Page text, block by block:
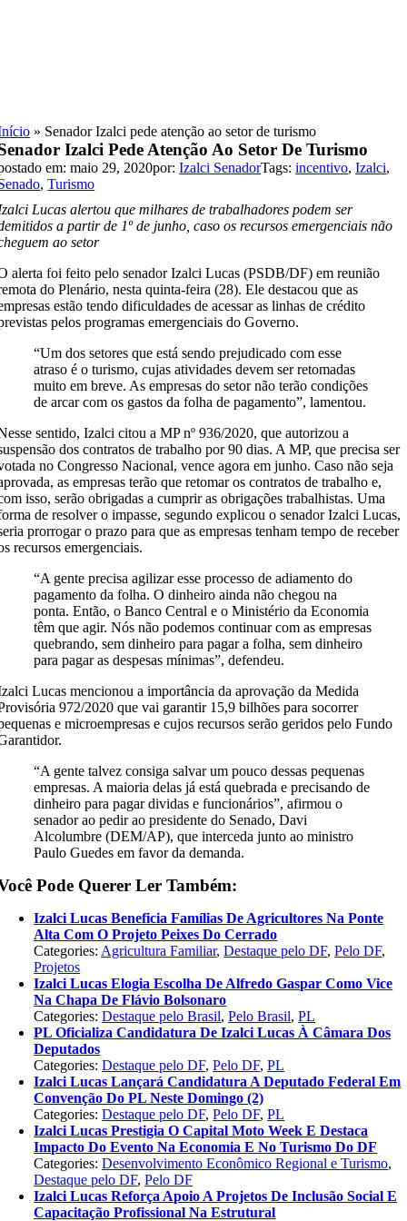
» Senador Izalci pede atenção ao setor de turismo
Izalci Pede Atenção Ao Setor De Turismo
em: maio 29, 2020por:Izalci SenadorTags:incentivo,Izalci,
,Turismo
Lucas alertou que milhares de trabalhadores podem ser
a partir de 1º de junho, caso os recursos emergenciais não
ao setor
alerta foi feito pelo senador Izalci Lucas (PSDB/DF) em reunião
do Plenário, nesta quinta-feira (28). Ele destacou que as
estão tendo dificuldades de acessar as linhas de crédito
pelos programas emergenciais do Governo.
“Um dos setores que está sendo prejudicado com esse
atraso é o turismo, cujas atividades devem ser retomadas
muito em breve. As empresas do setor não terão condições
de arcar com os gastos da folha de pagamento”, lamentou.
sentido, Izalci citou a MP nº 936/2020, que autorizou a
dos contratos de trabalho por 90 dias. A MP, que precisa ser
no Congresso Nacional, vence agora em junho. Caso não seja
as empresas terão que retomar os contratos de trabalho e,
isso, serão obrigadas a cumprir as obrigações trabalhistas. Uma
de resolver o impasse, segundo explicou o senador Izalci Lucas,
prorrogar o prazo para que as empresas tenham tempo de receber
recursos emergenciais.
“A gente precisa agilizar esse processo de adiamento do
pagamento da folha. O dinheiro ainda não chegou na
ponta. Então, o Banco Central e o Ministério da Economia
têm que agir. Nós não podemos continuar com as empresas
quebrando, sem dinheiro para pagar a folha, sem dinheiro
para pagar as despesas mínimas”, defendeu.
Lucas mencionou a importância da aprovação da Medida
972/2020 que vai garantir 15,9 bilhões para socorrer
e microempresas e cujos recursos serão geridos pelo Fundo
“A gente talvez consiga salvar um pouco dessas pequenas
empresas. A maioria delas já está quebrada e precisando de
dinheiro para pagar dividas e funcionários”, afirmou o
senador ao pedir ao presidente do Senado, Davi
Alcolumbre (DEM/AP), que interceda junto ao ministro
Paulo Guedes em favor da demanda.
Pode Querer Ler Também:
Izalci Lucas Beneficia Famílias De Agricultores Na Ponte
Alta Com O Projeto Peixes Do Cerrado
Categories: Agricultura Familiar,Destaque pelo DF,Pelo DF,
Projetos
Izalci Lucas Elogia Escolha De Alfredo Gaspar Como Vice
Na Chapa De Flávio Bolsonaro
Categories:Destaque pelo Brasil,Pelo Brasil,PL
PL Oficializa Candidatura De Izalci Lucas À Câmara Dos
Deputados
Categories:Destaque pelo DF,Pelo DF,PL
Izalci Lucas Lançará Candidatura A Deputado Federal Em
Convenção Do PL Neste Domingo (2)
Categories:Destaque pelo DF,Pelo DF,PL
Izalci Lucas Prestigia O Capital Moto Week E Destaca
Impacto Do Evento Na Economia E No Turismo Do DF
Categories:Desenvolvimento Econômico Regional e Turismo,
Destaque pelo DF,Pelo DF
Izalci Lucas Reforça Apoio A Projetos De Inclusão Social E
Capacitação Profissional Na Estrutural